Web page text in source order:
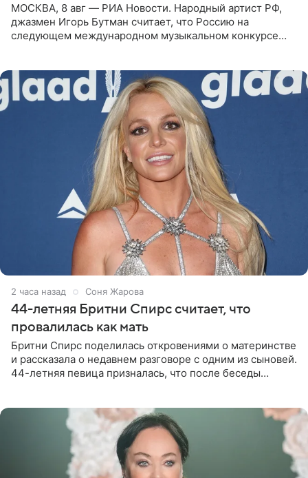
МОСКВА, 8 авг — РИА Новости. Народный артист РФ,
джазмен Игорь Бутман считает, что Россию на
следующем международном музыкальном конкурсе
2 часа назад Соня Жарова
44-летняя Бритни Спирс считает, что
провалилась как мать
Бритни Спирс поделилась откровениями о материнстве
и рассказала о недавнем разговоре с одним из сыновей.
44-летняя певица призналась, что после беседы